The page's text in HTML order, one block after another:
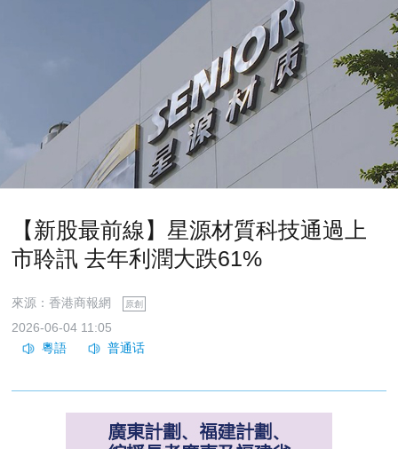
【新股最前線】星源材質科技通過上
市聆訊 去年利潤大跌61%
來源：香港商報網 原創
2026-06-04 11:05